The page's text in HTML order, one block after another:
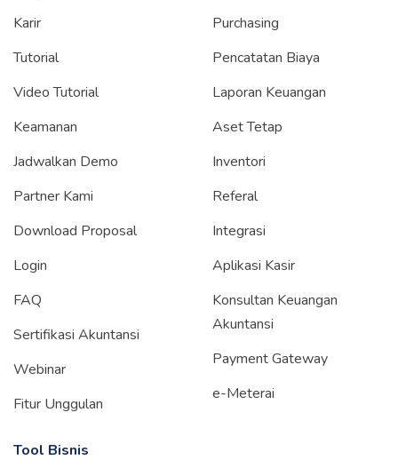
Karir
Tutorial
Video Tutorial
Keamanan
Jadwalkan Demo
Partner Kami
Download Proposal
Login
FAQ
Sertifikasi Akuntansi
Webinar
Fitur Unggulan
Purchasing
Pencatatan Biaya
Laporan Keuangan
Aset Tetap
Inventori
Referal
Integrasi
Aplikasi Kasir
Konsultan Keuangan
Akuntansi
Payment Gateway
e-Meterai
Tool Bisnis